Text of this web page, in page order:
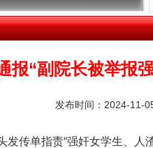
报“副院长被举报
发布时间：2024-11-
单指责“强奸女学生、人